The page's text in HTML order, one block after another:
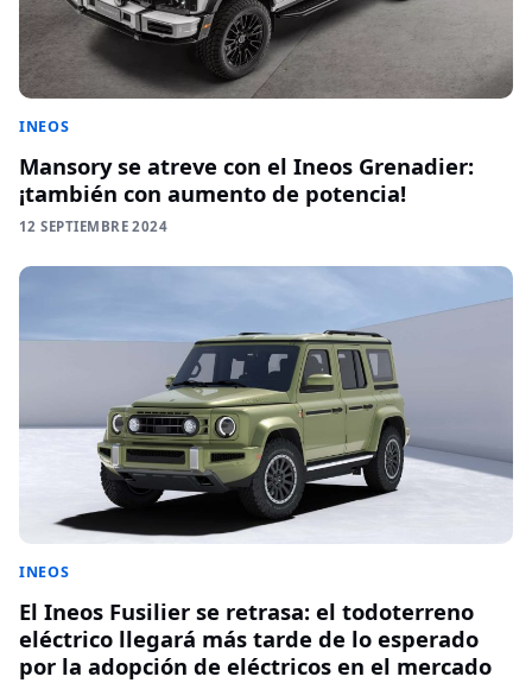
INEOS
Mansory se atreve con el Ineos Grenadier:
¡también con aumento de potencia!
12 SEPTIEMBRE 2024
INEOS
El Ineos Fusilier se retrasa: el todoterreno
eléctrico llegará más tarde de lo esperado
por la adopción de eléctricos en el mercado